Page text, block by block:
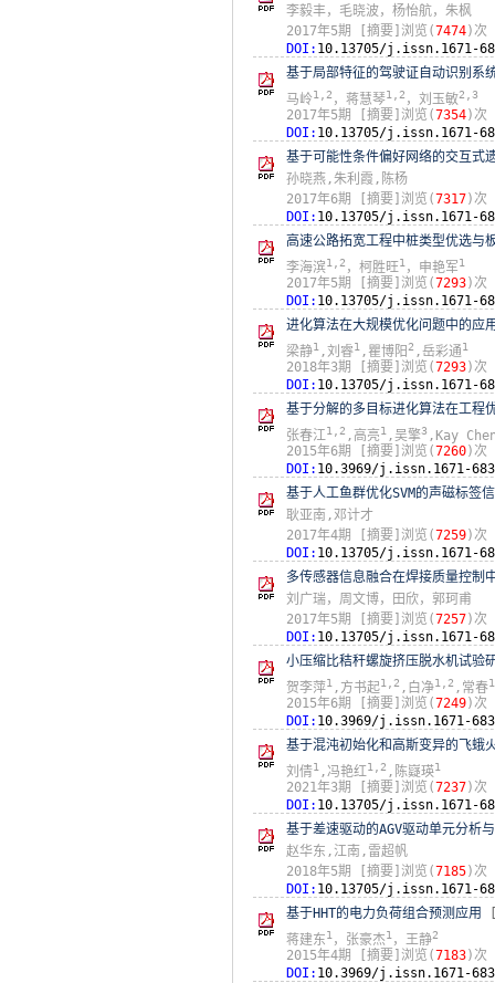
李毅丰，毛晓波，杨怡航，朱枫
2017年5期
[摘要]浏览(7474)次
DOI: 10.13705/j.issn.1671-
基于局部特征的驾驶证自动识别系
马岭1,2 ，蒋慧琴1,2 ，刘玉敏2,3
2017年5期 [摘要]浏览(7354)次
DOI: 10.13705/j.issn.1671-
基于可能性条件偏好网络的交互式
孙晓燕,朱利霞,陈杨
2017年6期
[摘要]浏览(7317)次
DOI: 10.13705/j.issn.1671-
高速公路拓宽工程中桩类型优选
李海滨1,2 ，柯胜旺1 ，申艳军1
2017年5期 [摘要]浏览(7293)次
DOI: 10.13705/j.issn.1671-
进化算法在大规模优化问题中的应
梁静1 ,刘睿1 ,瞿博阳 2 ,岳彩通1
2018年3期 [摘要]浏览(7293)次
DOI: 10.13705/j.issn.1671-
基于分解的多目标进化算法在工程
张春江1,2 ,高亮1 ,吴擎3 ,Kay
2015年6期
[摘要]浏览(7260)次
DOI: 10.3969/j.issn.1671-
基于人工鱼群优化SVM的声磁标签
耿亚南,邓计才
2017年4期
[摘要]浏览(7259)次
DOI: 10.13705/j.issn.1671-
多传感器信息融合在焊接质量控制
刘广瑞，周文博，田欣，郭珂甫
2017年5期
[摘要]浏览(7257)次
DOI: 10.13705/j.issn.1671-
小压缩比秸秆螺旋挤压脱水机试验
贺李萍1 ,方书起1,2 ,白净1,2 ,常春
2015年6期 [摘要]浏览(7249)次
DOI: 10.3969/j.issn.1671-
基于混沌初始化和高斯变异的飞蛾
刘倩1 ,冯艳红1,2 ,陈嶷瑛1
2021年3期 [摘要]浏览(7237)次
DOI: 10.13705/j.issn.1671-
基于差速驱动的AGV驱动单元分析
赵华东,江南,雷超帆
2018年5期
[摘要]浏览(7185)次
DOI: 10.13705/j.issn.1671-
基于HHT的电力负荷组合预测应用
蒋建东1 ，张豪杰1 ，王静2
2015年4期 [摘要]浏览(7183)次
DOI: 10.3969/j.issn.1671-